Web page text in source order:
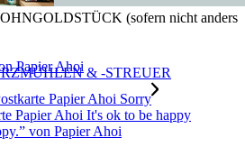
& -STREUER
(sofern nicht anders
Papier Ahoi
von Papier Ahoi